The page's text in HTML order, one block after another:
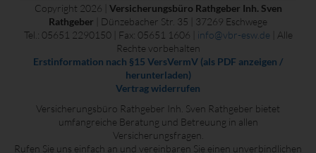
Copyright 2026 | Versicherungsbüro Rathgeber Inh. Sven
Rathgeber | Dünzebacher Str. 35 | 37269 Eschwege
Tel.: 05651 2290150 | Fax: 05651 1606 | info@vbr-esw.de | Alle
Rechte vorbehalten
Erstinformation nach §15 VersVermV (als PDF anzeigen /
herunterladen)
Vertrag widerrufen
Versicherungsbüro Rathgeber Inh. Sven Rathgeber bietet
umfangreiche Beratung und Betreuung in allen
Versicherungsfragen.
Rufen Sie uns einfach an und vereinbaren Sie einen unverbindlichen